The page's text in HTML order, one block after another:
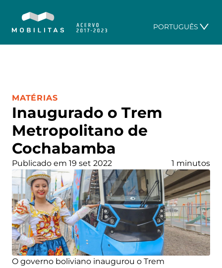
PORTUGUÊS
Inaugurado o Trem
Metropolitano de
Cochabamba
CATEGORIA:
MATÉRIAS
Publicado em 19 set 2022 1 minutos
O governo boliviano inaugurou o Trem